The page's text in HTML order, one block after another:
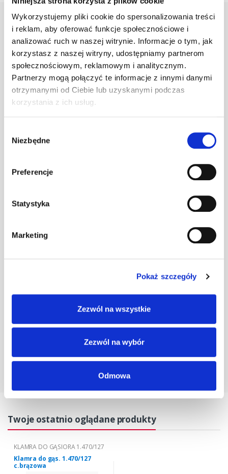
Wykorzystujemy pliki cookie do spersonalizowania treści
i reklam, aby oferować funkcje społecznościowe i
analizować ruch w naszej witrynie. Informacje o tym, jak
korzystasz z naszej witryny, udostępniamy partnerom
społecznościowym, reklamowym i analitycznym.
Partnerzy mogą połączyć te informacje z innymi danymi
otrzymanymi od Ciebie lub uzyskanymi podczas
korzystania z ich usług.
zgody
Niezbędne
Preferencje
Statystyka
Marketing
Pokaż szczegóły
Zezwól na wszystkie
Zezwól na wybór
Odmowa
Warianty Opis Specyfikacja
PRODUKT JM ILOŚĆ
czarna
Klamra do gąs.
1.470/127
szt
Twoje ostatnio oglądane produkty
KLAMRA DO GĄSIORA 1.470/127
Klamra do gąs. 1.470/127
c.brązowa